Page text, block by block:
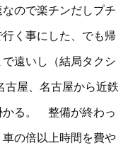
ので楽チンだしプチ
く事にした、でも帰
遠いし（結局タクシ
古屋、名古屋から近鉄
かる。 整備が終わっ
の倍以上時間を費や